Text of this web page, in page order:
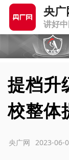
央广
讲好
提档升
校整体
2023-06-
央广网